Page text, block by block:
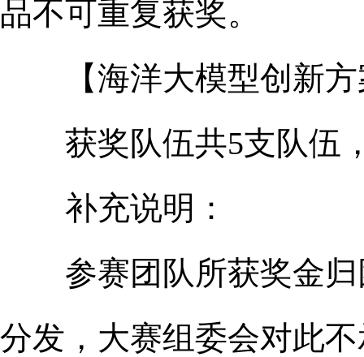
品不可重复获奖。
【海洋大模型创新方
获奖队伍共5支队伍，
补充说明：
参赛团队所获奖金归
分发，大赛组委会对此